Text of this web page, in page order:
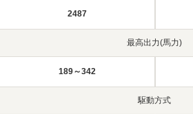
2487
最高出力(馬力)
189～342
駆動方式